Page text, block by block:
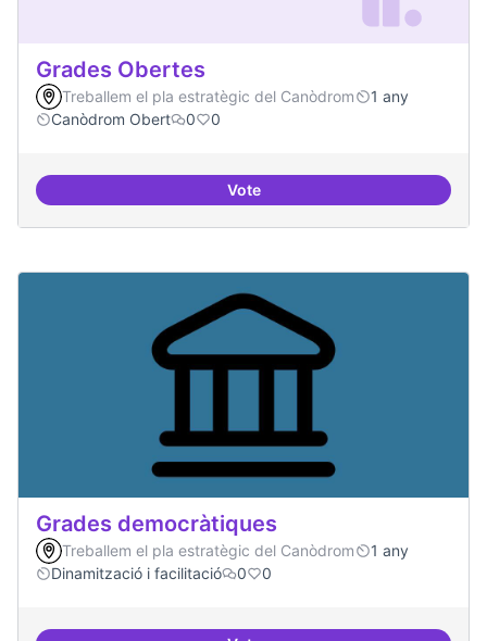
Grades Obertes
Treballem el pla estratègic del Canòdrom
1 any
Canòdrom Obert
0 0
VoteGrades Obertes
Grades democràtiques
Treballem el pla estratègic del Canòdrom
1 any
Dinamització i facilitació
0 0